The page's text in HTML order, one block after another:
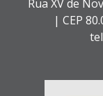
Rua XV de
| CEP